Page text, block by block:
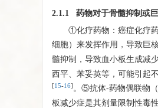
2.1.1 药物对于骨髓抑制或
①化疗药物：癌症化疗
细胞）来发挥作用，导致巨
髓抑制，导致血小板生成减
西平、苯妥英等，可能引起
[15-16] 。⑤抗体-药物偶联物
板减少症是其剂量限制性毒